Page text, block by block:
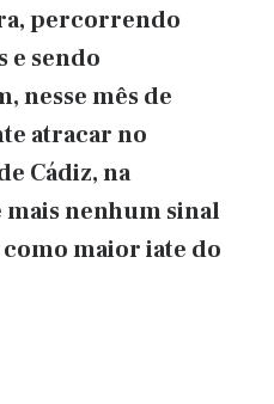
percorrendo
e sendo
nesse mês de
atracar no
Cádiz, na
mais nenhum sinal
maior iate do